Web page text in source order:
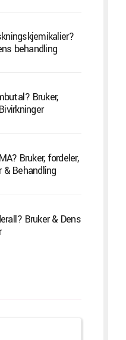
behandling
Bruker,
Bruker, fordeler,
& Behandling
Bruker & Dens